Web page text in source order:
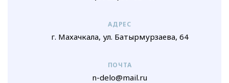
АДРЕС
г. Махачкала, ул. Батырмурзаева, 64
ПОЧТА
n-delo@mail.ru